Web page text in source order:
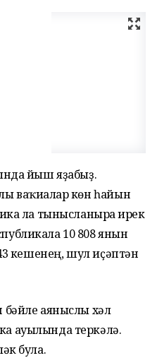
йыш яҙабыҙ.
ваҡиғалар көн һайын
ла тынысланырға ирек
10 808 янғын
кешенең, шул иҫәптән
бәйле аяныслы хәл
ауылында теркәлә.
була.